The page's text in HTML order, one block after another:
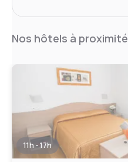
Nos hôtels à proximité
11h - 17h